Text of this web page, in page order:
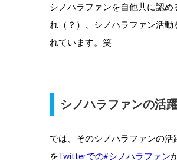
シノハラファンを自他共に認め
れ（？）、シノハラファン活動
れています。笑
シノハラファンの活
では、そのシノハラファンの活
をTwitterでの#シノハラファン